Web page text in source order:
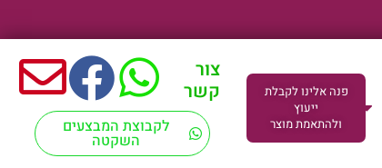
פנה אלינו לקבלת
ייעוץ
ולהתאמת מוצר
צור
קשר
לקבוצת המבצעים
השקטה